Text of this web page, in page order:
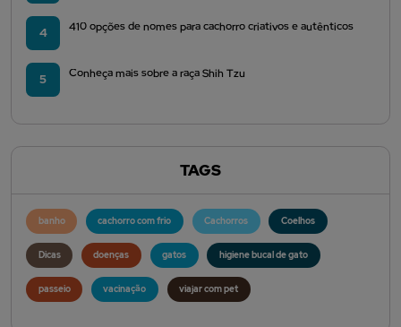
4 410 opções de nomes para cachorro criativos e autênticos
5 Conheça mais sobre a raça Shih Tzu
TAGS
banho cachorro com frio Cachorros Coelhos
Dicas doenças gatos higiene bucal de gato
passeio vacinação viajar com pet